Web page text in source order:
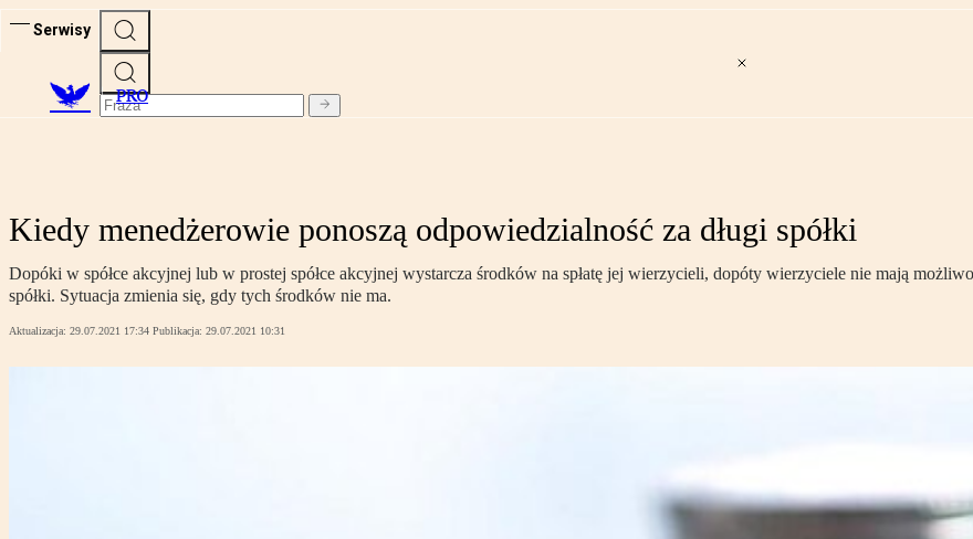
Serwisy
PRO
Kiedy menedżerowie ponoszą odpowiedzialność za długi spółki
Dopóki w spółce akcyjnej lub w prostej spółce akcyjnej wystarcza środków na spłatę jej wierzycieli, dopóty wierzyciele nie mają
spółki. Sytuacja zmienia się, gdy tych środków nie ma.
Aktualizacja: 29.07.2021 17:34 Publikacja: 29.07.2021 10:31